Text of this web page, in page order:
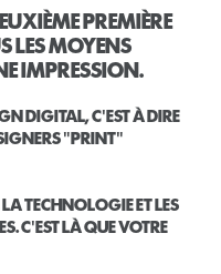
PREMIÈRE
LES MOYENS
IMPRESSION.
DIGITAL, C'EST À DIRE
"PRINT"
TECHNOLOGIE ET LES
C'EST LÀ QUE VOTRE